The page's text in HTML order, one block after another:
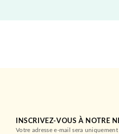
INSCRIVEZ-VOUS À NOTRE
Votre adresse e-mail sera